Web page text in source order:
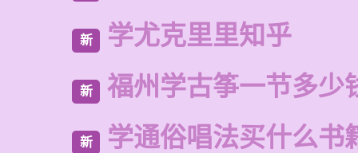
新 学尤克里里知乎
新 福州学古筝一节多少
新 学通俗唱法买什么书